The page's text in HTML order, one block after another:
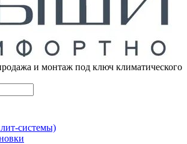
и монтаж под ключ климатического
системы)